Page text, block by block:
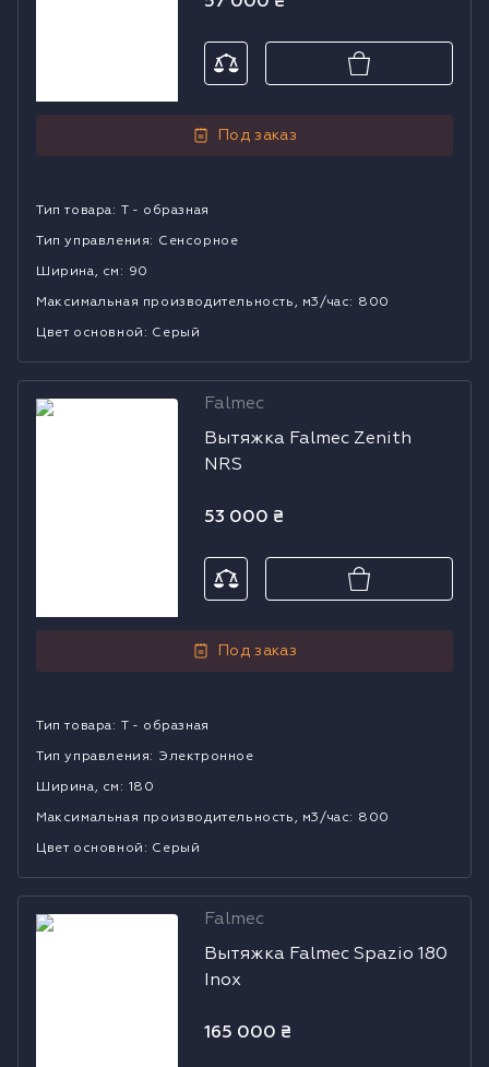
Под заказ
Тип товара: Т - образная
Тип управления: Сенсорное
Ширина, см : 90
Mаксимальная производительность, м3/час: 800
Цвет основной : Серый
Вытяжка
Falmec
Вытяжка Falmec Zenith
NRS
53 000 ₴
Под заказ
Тип товара: Т - образная
Тип управления: Электронное
Ширина, см : 180
Mаксимальная производительность, м3/час: 800
Цвет основной : Серый
Вытяжка
Falmec
Вытяжка Falmec Spazio 180
Inox
165 000 ₴